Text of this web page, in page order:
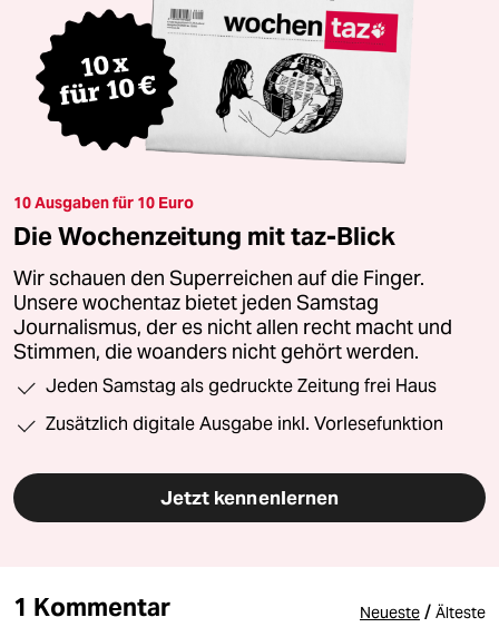
10 Ausgaben für 10 Euro
Die Wochenzeitung mit taz-Blick
Wir schauen den Superreichen auf die Finger.
Unsere wochentaz bietet jeden Samstag
Journalismus, der es nicht allen recht macht und
Stimmen, die woanders nicht gehört werden.
Jeden Samstag als gedruckte Zeitung frei Haus
Zusätzlich digitale Ausgabe inkl. Vorlesefunktion
Jetzt kennenlernen
1 Kommentar Neueste / Älteste